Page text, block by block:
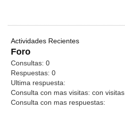
Actividades Recientes
Foro
Consultas: 0
Respuestas: 0
Ultima respuesta:
Consulta con mas visitas: con visitas
Consulta con mas respuestas: